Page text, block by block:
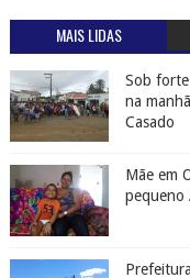
MAIS LIDAS
Sob
na
Casado
Mãe em
pequeno